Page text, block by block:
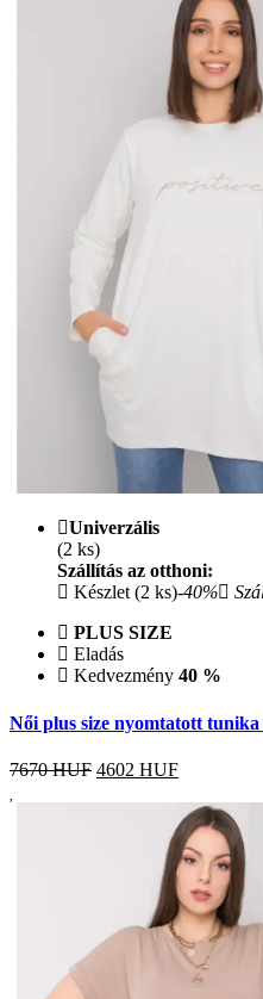
Univerzális
(2 ks)
Szállítás az otthoni:
Készlet (2 ks)-40%
PLUS SIZE
Eladás
Kedvezmény 40 %
Női plus size nyomtatott
7670 HUF 4602 HUF